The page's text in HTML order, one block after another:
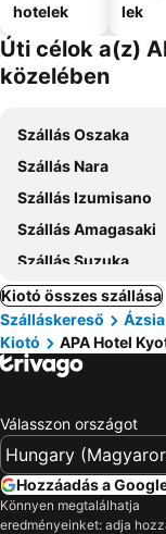
hotelek
lek
Úti célok a(z)
közelében
Szállás Oszaka
Szállás Nara
Szállás Izumisano
Szállás Amagasaki
Szállás Suzuka
Kiotó összes szállása
Szálláskereső
Ázsia
Kiotó
APA Hotel
Válasszon országot
Hozzáadás a
Könnyen megtalálhatja
eredményeinket: adja